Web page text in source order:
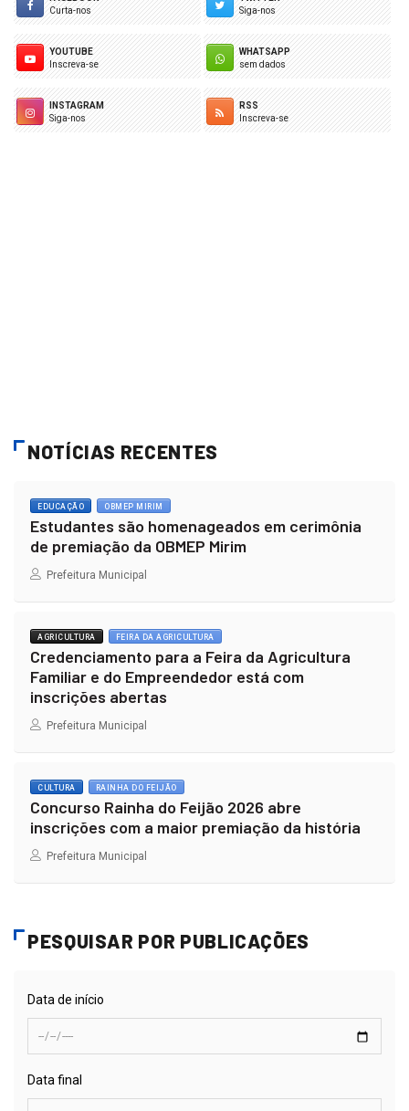
Curta-nos
Siga-nos
YOUTUBE
Inscreva-se
WHATSAPP
sem dados
INSTAGRAM
Siga-nos
RSS
Inscreva-se
NOTÍCIAS RECENTES
EDUCAÇÃO OBMEP MIRIM
Estudantes são homenageados em cerimônia
de premiação da OBMEP Mirim
Prefeitura Municipal
AGRICULTURA FEIRA DA AGRICULTURA
Credenciamento para a Feira da Agricultura
Familiar e do Empreendedor está com
inscrições abertas
Prefeitura Municipal
CULTURA RAINHA DO FEIJÃO
Concurso Rainha do Feijão 2026 abre
inscrições com a maior premiação da história
Prefeitura Municipal
PESQUISAR POR PUBLICAÇÕES
Data de início
Data final